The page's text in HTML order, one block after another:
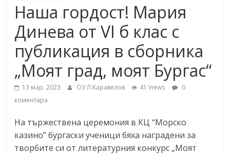
Наша гордост! Мария
Динева от VІ б клас с
публикация в сборника
„Моят град, моят Бургас“
13 мар. 2023 ОУ Л.Каравелов 41 Views
0
коментара
На тържествена церемония в КЦ “Морско
казино” бургаски ученици бяха наградени за
творбите си от литературния конкурс „Моят